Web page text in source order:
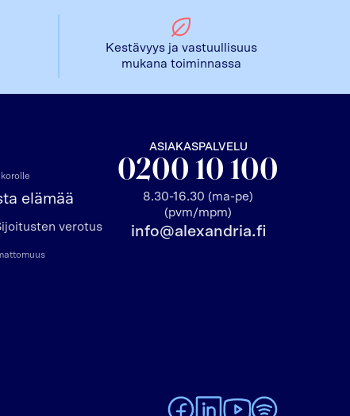
Kestävyys ja vastuullisuus
mukana toiminnassa
elämää
verotus
ASIAKASPALVELU
0200 10 100
8.30-16.30 (ma-pe)
(pvm/mpm)
info@alexandria.fi